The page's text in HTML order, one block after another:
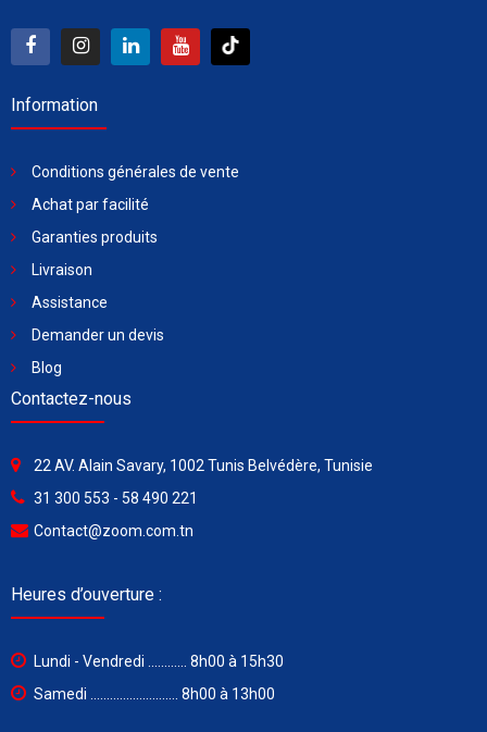
Information
Conditions générales de vente
Achat par facilité
Garanties produits
Livraison
Assistance
Demander un devis
Blog
Contactez-nous
22 AV. Alain Savary, 1002 Tunis Belvédère, Tunisie
31 300 553 - 58 490 221
Contact@zoom.com.tn
Heures d’ouverture :
Lundi - Vendredi ............ 8h00 à 15h30
Samedi ........................... 8h00 à 13h00